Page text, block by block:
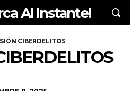
Al Instante!
CIBERDELITOS